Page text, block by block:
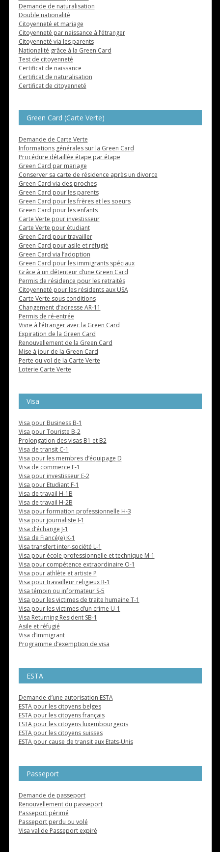
Demande de naturalisation
Double nationalité
Citoyenneté et mariage
Citoyenneté par naissance à l’étranger
Citoyenneté via les parents
Nationalité grâce à la Green Card
Test de citoyenneté
Certificat de naissance
Certificat de naturalisation
Certificat de citoyenneté
Green Card (Carte Verte)
Demande de Carte Verte
Informations générales sur la Green Card
Procédure détaillée étape par étape
Green Card par mariage
Conserver sa carte de résidence après un divorce
Green Card via des proches
Green Card pour les parents
Green Card pour les frères et les soeurs
Green Card pour les enfants
Carte Verte pour investisseur
Carte Verte pour étudiant
Green Card pour travailler
Green Card pour asile et réfugié
Green Card via l’adoption
Green Card pour les immigrants spéciaux
Grâce à un détenteur d’une Green Card
Permis de résidence pour les retraités
Citoyenneté pour les résidents aux USA
Carte Verte sous conditions
Changement d’adresse AR-11
Permis de ré-entrée
Vivre à l’étranger avec la Green Card
Expiration de la Green Card
Renouvellement de la Green Card
Mise à jour de la Green Card
Perte ou vol de la Carte Verte
Loterie Carte Verte
Visa
Visa pour Business B-1
Visa pour Touriste B-2
Prolongation des visas B1 et B2
Visa de transit C-1
Visa pour les membres d’équipage D
Visa de commerce E-1
Visa pour investisseur E-2
Visa pour Etudiant F-1
Visa de travail H-1B
Visa de travail H-2B
Visa pour formation professionnelle H-3
Visa pour journaliste I-1
Visa d’échange J-1
Visa de Fiancé(e) K-1
Visa transfert inter-société L-1
Visa pour école professionnelle et technique M-1
Visa pour compétence extraordinaire O-1
Visa pour athlète et artiste P
Visa pour travailleur religieux R-1
Visa témoin ou informateur S-5
Visa pour les victimes de traite humaine T-1
Visa pour les victimes d’un crime U-1
Visa Returning Resident SB-1
Asile et réfugié
Visa d’immigrant
Programme d’exemption de visa
ESTA
Demande d’une autorisation ESTA
ESTA pour les citoyens belges
ESTA pour les citoyens français
ESTA pour les citoyens luxembourgeois
ESTA pour les citoyens suisses
ESTA pour cause de transit aux Etats-Unis
Passeport
Demande de passeport
Renouvellement du passeport
Passeport périmé
Passeport perdu ou volé
Visa valide Passeport expiré